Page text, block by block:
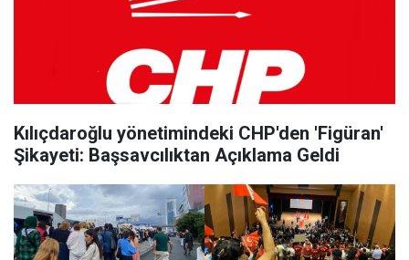
Kılıçdaroğlu yönetimindeki CHP'den 'Figüran'
Şikayeti: Başsavcılıktan Açıklama Geldi